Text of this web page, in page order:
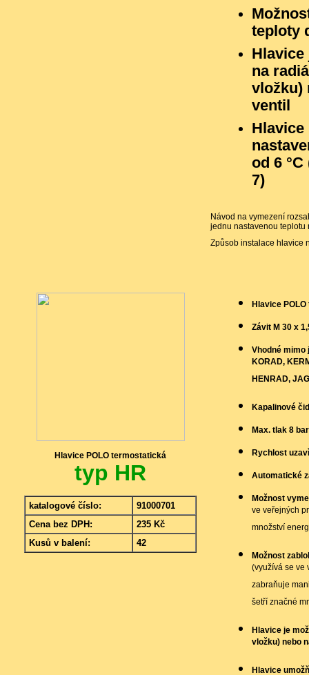
teploty
na
vložku)
ventil
Hlavice
od 6
7)
Návod na vymezení
jednu nastavenou teplotu
Způsob instalace hlavice
Hlavice POLO termostatická
typ HR
katalogové číslo:
91000701
Cena bez DPH:
235 Kč
Kusů v balení:
42
Hlavice
Závit M 30 x
Vhodné mimo
KORAD,
HENRAD,
Kapalinové
Max. tlak 8 bar
Rychlost
Automatické
Možnost
ve veřejných
množství
Možnost
(využívá se ve
zabraňuje
šetří značné
Hlavice je
vložku) nebo
Hlavice